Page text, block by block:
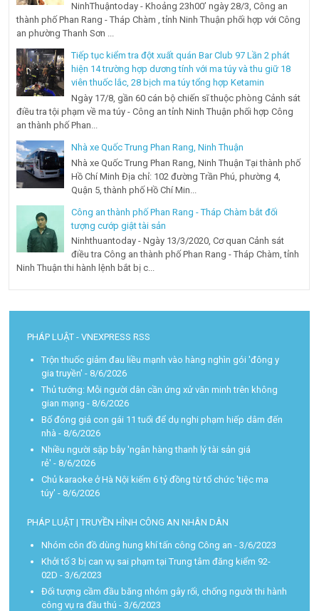
NinhThuậntoday - Khoảng 23h00’ ngày 28/3, Công an
thành phố Phan Rang - Tháp Chàm , tỉnh Ninh Thuận phối hợp với Công
an phường Thanh Sơn ...
Tiếp tục kiểm tra đột xuất quán Bar Club 97 Lần 2 phát
hiện 14 trường hợp dương tính với ma túy và thu giữ 18
viên thuốc lắc, 28 bịch ma túy tổng hợp Ketamin
Ngày 17/8, gần 60 cán bộ chiến sĩ thuộc phòng Cảnh sát
điều tra tội phạm về ma túy - Công an tỉnh Ninh Thuận phối hợp Công
an thành phố Phan...
Nhà xe Quốc Trung Phan Rang, Ninh Thuận
Nhà xe Quốc Trung Phan Rang, Ninh Thuận Tại thành phố
Hồ Chí Minh Địa chỉ: 102 đường Trần Phú, phường 4,
Quận 5, thành phố Hồ Chí Min...
Công an thành phố Phan Rang - Tháp Chàm bắt đối
tượng cướp giật tài sản
Ninhthuantoday - Ngày 13/3/2020, Cơ quan Cảnh sát
điều tra Công an thành phố Phan Rang - Tháp Chàm, tỉnh
Ninh Thuận thi hành lệnh bắt bị c...
PHÁP LUẬT - VNEXPRESS RSS
Trộn thuốc giảm đau liều mạnh vào hàng nghìn gói 'đông y
gia truyền' - 8/6/2026
Thủ tướng: Mỗi người dân cần ứng xử văn minh trên không
gian mạng - 8/6/2026
Bố đóng giả con gái 11 tuổi để dụ nghi phạm hiếp dâm đến
nhà - 8/6/2026
Nhiều người sập bẫy 'ngân hàng thanh lý tài sản giá
rẻ' - 8/6/2026
Chủ karaoke ở Hà Nội kiếm 6 tỷ đồng từ tổ chức 'tiệc ma
túy' - 8/6/2026
PHÁP LUẬT | TRUYỀN HÌNH CÔNG AN NHÂN DÂN
Nhóm côn đồ dùng hung khí tấn công Công an - 3/6/2023
Khởi tố 3 bị can vụ sai phạm tại Trung tâm đăng kiểm 92-
02D - 3/6/2023
Đối tượng cầm đầu băng nhóm gây rối, chống người thi hành
công vụ ra đầu thú - 3/6/2023